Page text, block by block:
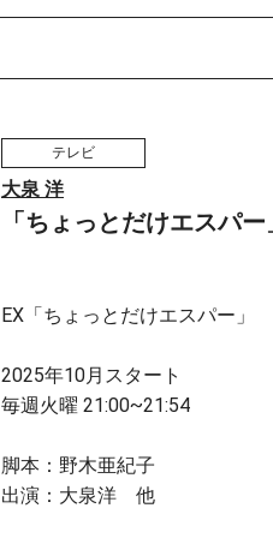
テレビ
大泉 洋
「ちょっとだけエスパ
EX「ちょっとだけエスパー」
2025年10月スタート
毎週火曜 21:00~21:54
脚本：野木亜紀子
出演：大泉洋 他